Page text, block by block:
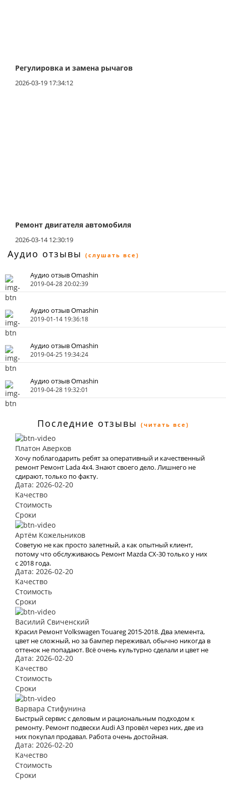
Регулировка и замена рычагов
2026-03-19 17:34:12
Ремонт двигателя автомобиля
2026-03-14 12:30:19
Аудио отзывы (слушать все)
Аудио отзыв Omashin
2019-04-28 20:02:39
Аудио отзыв Omashin
2019-01-14 19:36:18
Аудио отзыв Omashin
2019-04-25 19:34:24
Аудио отзыв Omashin
2019-04-28 19:32:01
Последние отзывы (читать все)
Платон Аверков
Хочу поблагодарить ребят за оперативный и качественный
ремонт Ремонт Lada 4х4. Знают своего дело. Лишнего не
сдирают, только по факту.
Дата: 2026-02-20
Качество
Стоимость
Сроки
Артём Кожельников
Советую не как просто залетный, а как опытный клиент,
потому что обслуживаюсь Ремонт Mazda CX-30 только у них
с 2018 года.
Дата: 2026-02-20
Качество
Стоимость
Сроки
Василий Свиченский
Красил Ремонт Volkswagen Touareg 2015-2018. Два элемента,
цвет не сложный, но за бампер переживал, обычно никогда в
оттенок не попадают. Всё очень культурно сделали и цвет не
отличить от остальной машины.
Дата: 2026-02-20
Качество
Стоимость
Сроки
Варвара Стифунина
Быстрый сервис с деловым и рациональным подходом к
ремонту. Ремонт подвески Audi A3 провёл через них, две из
них покупал продавал. Работа очень достойная.
Дата: 2026-02-20
Качество
Стоимость
Сроки